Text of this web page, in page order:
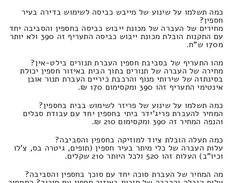
כמה תשלמו על שינוע של מייבש כביסה לשימוש בדירה בעיר
חספין?
מחירים של העברה של מכונת ייבוש כביסה בחספין והסביבה יחד
עם התקנות הובלת מכונת ייבוש כביסה התעריף זה 390 ולא יותר
מ170 ש"ח.
מהו התעריף של בסביבת חספין העברת תנורים בילט-אין?
מחירה של העברה של תנורים בתוך הבית באיזור חספין יכולת
בסינתזה של שירותי מנוף והרכבת כיריים העברת תנור אובן
אינטימי התעריף זהו 390 ומקסימום 170 ₪.
כמה תשלמו על שינוע של פריזר לשימוש בבית בחספין?
המחיר להעברת פריג'ידר ביתי בחספין יחד עם עבודת סבלים
והנפה המחיר זה 390 ומקסימום 210 ₪.
כמה תעלה הובלת ציוד למוזיקה בחספין והסביבה?
עלות העברה של כלי מיתר בעיר חספין (תופים, גיטרה בס, צ'לו
וכיו"ב) העלות זהו 520 ולכל היותר 210 שקלים.
מה המחיר של העברת סוכה יחד עם סוכך בחספין והסביבה?